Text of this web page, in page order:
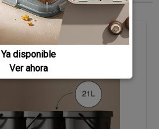
Ya disponible
Ver ahora